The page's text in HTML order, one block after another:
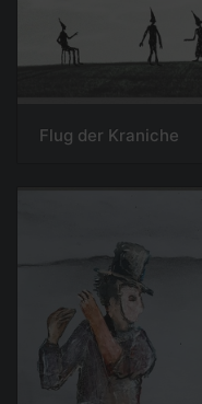
Flug der Kraniche